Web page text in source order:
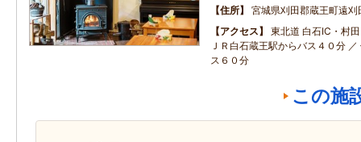
住所
宮城県刈田郡蔵王町遠
アクセス
東北道 白石IC・村
ＪＲ白石蔵王駅からバス４０分
ス６０分
この施